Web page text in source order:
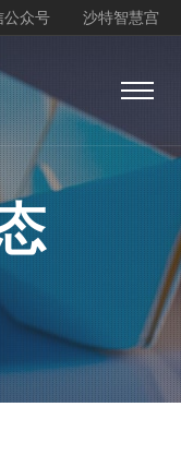
沙特智慧宫
公众号